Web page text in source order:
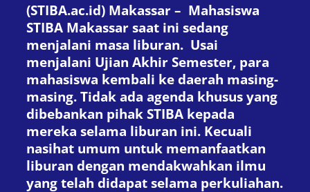
(STIBA.ac.id) Makassar – Mahasiswa
STIBA Makassar saat ini sedang
menjalani masa liburan. Usai
menjalani Ujian Akhir Semester, para
mahasiswa kembali ke daerah masing-
masing. Tidak ada agenda khusus yang
dibebankan pihak STIBA kepada
mereka selama liburan ini. Kecuali
nasihat umum untuk memanfaatkan
liburan dengan mendakwahkan ilmu
yang telah didapat selama perkuliahan.